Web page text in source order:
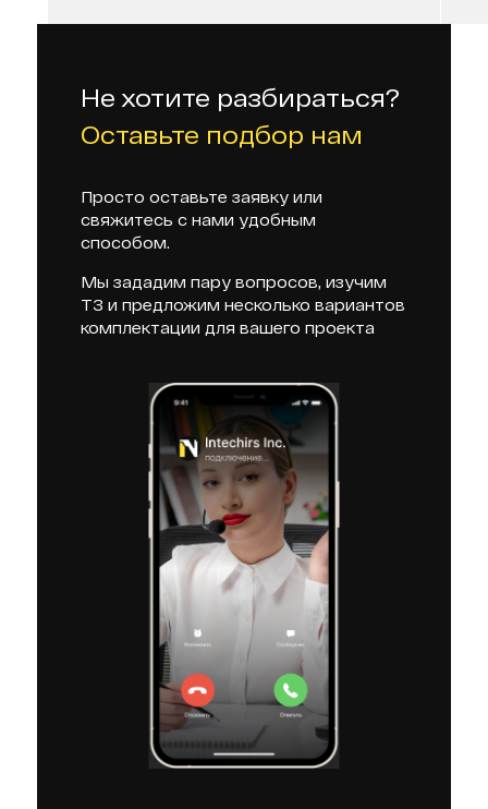
Не хотите разбираться?
Оставьте подбор нам
Просто оставьте заявку или
свяжитесь с нами удобным
способом.
Мы зададим пару вопросов, изучим
ТЗ и предложим несколько вариантов
комплектации для вашего проекта